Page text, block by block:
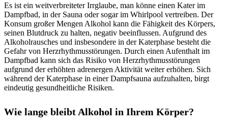
Es ist ein weitverbreiteter Irrglaube, man könne einen Kater im
Dampfbad, in der Sauna oder sogar im Whirlpool vertreiben. Der
Konsum großer Mengen Alkohol kann die Fähigkeit des Körpers,
seinen Blutdruck zu halten, negativ beeinflussen. Aufgrund des
Alkoholrausches und insbesondere in der Katerphase besteht die
Gefahr von Herzrhythmusstörungen. Durch einen Aufenthalt im
Dampfbad kann sich das Risiko von Herzrhythmusstörungen
aufgrund der erhöhten adrenergen Aktivität weiter erhöhen. Sich
während der Katerphase in einer Dampfsauna aufzuhalten, birgt
eindeutig gesundheitliche Risiken.
Wie lange bleibt Alkohol in Ihrem Körper?